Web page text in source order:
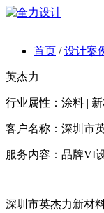
首页 /设计案
英杰力
行业属性：涂料 | 新
客户名称：深圳市
服务内容：品牌VI
深圳市英杰力新材